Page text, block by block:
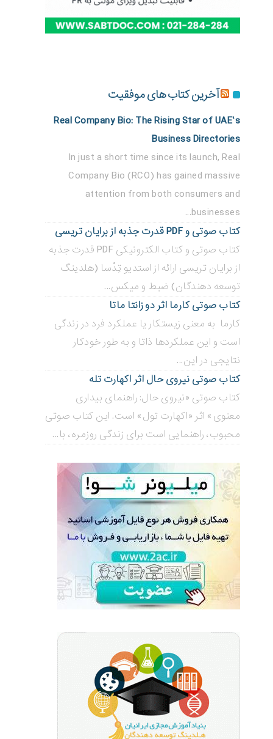
آخرین کتاب های موفقیت
Real Company Bio: The Rising Star of UAE’s
Business Directories
In just a short time since its launch, Real
Company Bio (RCO) has gained massive
attention from both consumers and
businesses...
کتاب صوتی و PDF قدرت جذبه از برایان تریسی
کتاب صوتی و کتاب الکترونیکی PDF قدرت جذبه
از برایان تریسی ارائه از استدیو تِدْسا (هلدینگ
توسعه دهندگان) ضبط و میکس...
کتاب صوتی کارما اثر دو زانتا ماتا
کارما به معنی زیستکار یا عملکرد فرد در زندگی
است و این عملکردها ذاتا و به طور خودکار
نتایجی در این...
کتاب صوتی نیروی حال اثر اکهارت تله
کتاب صوتی «نیروی حال: راهنمای بیداری
معنوی» اثر «اکهارت تول» است. این کتاب صوتی
محبوب، راهنمایی است برای زندگی روزمره، با...